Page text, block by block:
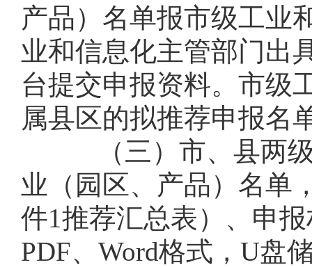
产品）名单报市级工业
业和信息化主管部门出
台提交申报资料。市级
属县区的拟推荐申报名
（三）市、县两级
业（园区、产品）名单
件1推荐汇总表）、申
PDF、Word格式，U盘